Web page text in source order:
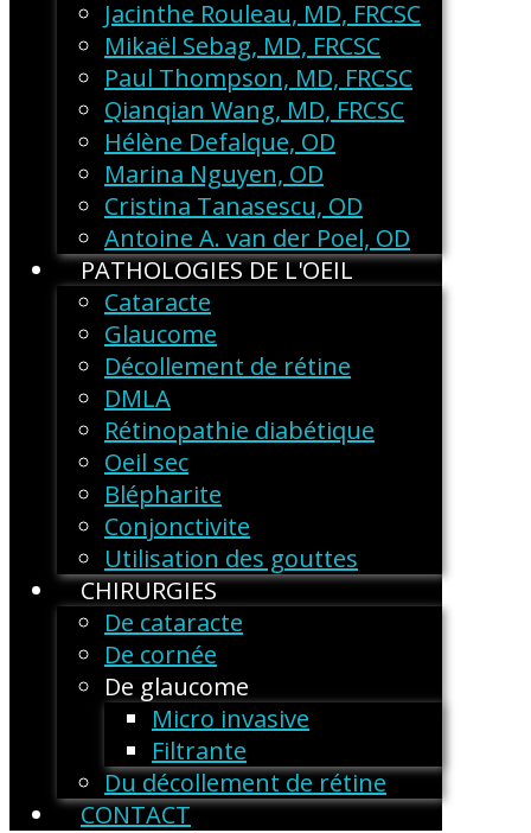
Jacinthe Rouleau, MD, FRCSC
Mikaël Sebag, MD, FRCSC
Paul Thompson, MD, FRCSC
Qianqian Wang, MD, FRCSC
Hélène Defalque, OD
Marina Nguyen, OD
Cristina Tanasescu, OD
Antoine A. van der Poel, OD
PATHOLOGIES DE L'OEIL
Cataracte
Glaucome
Décollement de rétine
DMLA
Rétinopathie diabétique
Oeil sec
Blépharite
Conjonctivite
Utilisation des gouttes
CHIRURGIES
De cataracte
De cornée
De glaucome
Micro invasive
Filtrante
Du décollement de rétine
CONTACT